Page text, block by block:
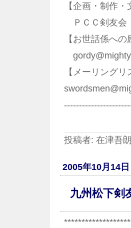
【企画・制作・
ＰＣＣ剣友会
【お世話係へ
【メーリング
投稿者: 在津吾
2005年10月14日
九州松下